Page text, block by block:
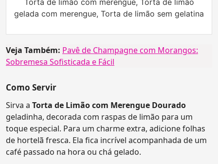
gelada com merengue, Torta de limão sem gelatina
Veja Também: Pavê de Champagne com Morangos:
Sobremesa Sofisticada e Fácil
Como Servir
Sirva a Torta de Limão com Merengue Dourado
geladinha, decorada com raspas de limão para um
toque especial. Para um charme extra, adicione folhas
de hortelã fresca. Ela fica incrível acompanhada de um
café passado na hora ou chá gelado.